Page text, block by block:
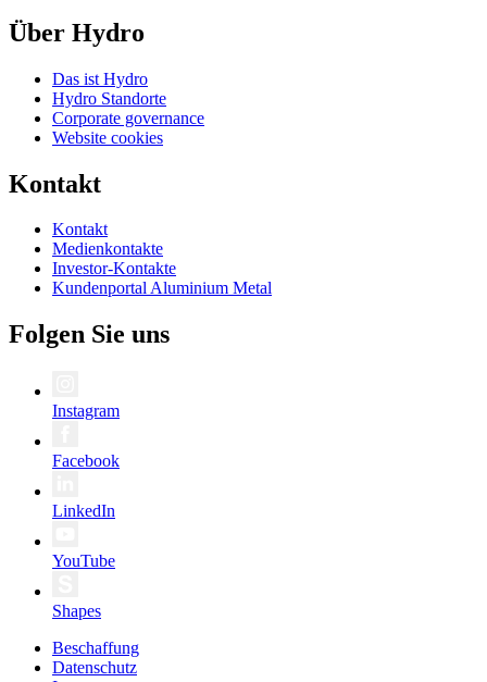
Über Hydro
Das ist Hydro
Hydro Standorte
Corporate governance
Website cookies
Kontakt
Kontakt
Medienkontakte
Investor-Kontakte
Kundenportal Aluminium Metal
Folgen Sie uns
Instagram
Facebook
LinkedIn
YouTube
Shapes
Beschaffung
Datenschutz